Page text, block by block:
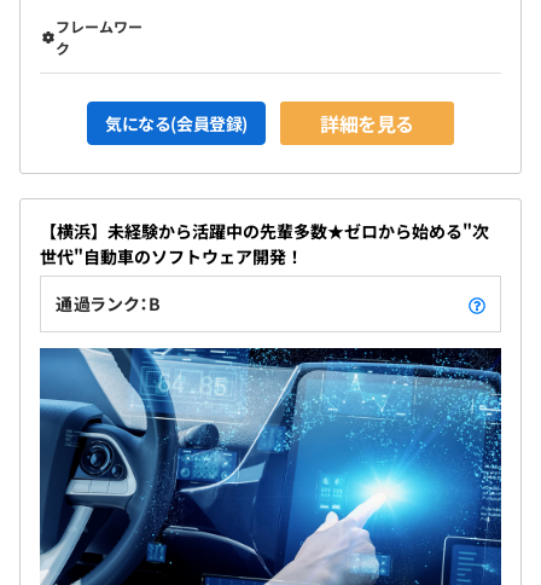
フレームワー
ク
気になる(会員登録) 詳細を見る
【横浜】未経験から活躍中の先輩多数★ゼロから始める"次
世代"自動車のソフトウェア開発！
通過ランク：B